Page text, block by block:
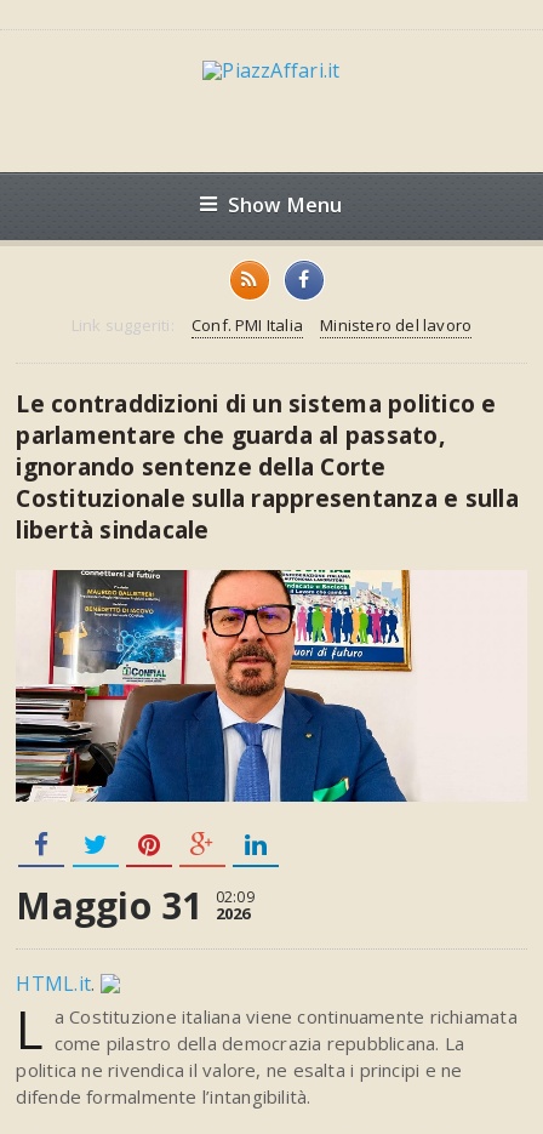
Show Menu
Link suggeriti: Conf. PMI Italia Ministero del lavoro
Le contraddizioni di un sistema politico e
parlamentare che guarda al passato,
ignorando sentenze della Corte
Costituzionale sulla rappresentanza e sulla
libertà sindacale
Maggio 31 02:09
2026
HTML.it.
L a Costituzione italiana viene continuamente richiamata
come pilastro della democrazia repubblicana. La
politica ne rivendica il valore, ne esalta i principi e ne
difende formalmente l’intangibilità.